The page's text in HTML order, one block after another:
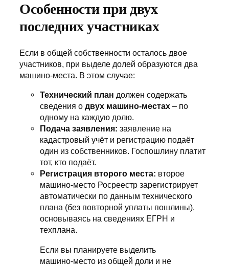
Особенности при двух
последних участниках
Если в общей собственности осталось двое
участников, при выделе долей образуются два
машино-места. В этом случае:
Технический план должен содержать
сведения о двух машино-местах – по
одному на каждую долю.
Подача заявления: заявление на
кадастровый учёт и регистрацию подаёт
один из собственников. Госпошлину платит
тот, кто подаёт.
Регистрация второго места: второе
машино-место Росреестр зарегистрирует
автоматически по данным технического
плана (без повторной уплаты пошлины),
основываясь на сведениях ЕГРН и
техплана.
Если вы планируете выделить
машино-место из общей доли и не